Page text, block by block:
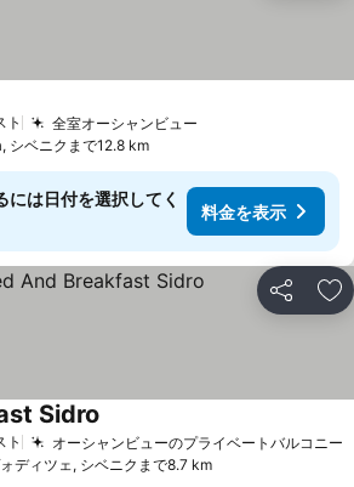
ト 全室オーシャンビュー
シベニクまで12.8 km
には日付を選択してく
料金を表示
シェア お
ト オーシャンビューのプライベートバルコニー
Sidro
ディツェ, シベニクまで8.7 km